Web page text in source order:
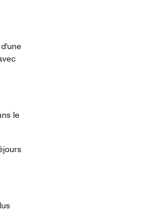
le